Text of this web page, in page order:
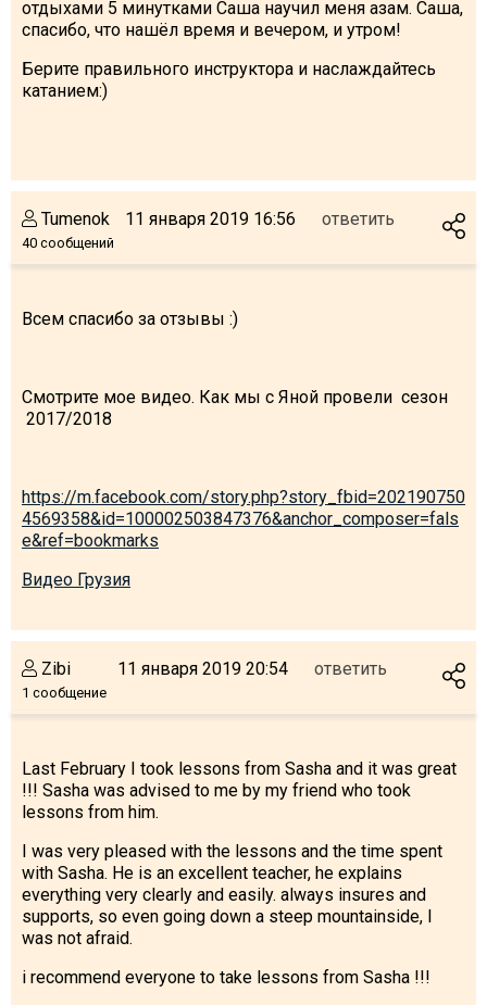
отдыхами 5 минутками Саша научил меня азам. Саша,
спасибо, что нашёл время и вечером, и утром!
Берите правильного инструктора и наслаждайтесь
катанием:)
Tumenok
40 сообщений
11 января 2019 16:56 ответить
Всем спасибо за отзывы :)
Смотрите мое видео. Как мы с Яной провели сезон
2017/2018
https://m.facebook.com/story.php?story_fbid=202190750
4569358&id=100002503847376&anchor_composer=fals
e&ref=bookmarks
Видео Грузия
Zibi
1 сообщение
11 января 2019 20:54 ответить
Last February I took lessons from Sasha and it was great
!!! Sasha was advised to me by my friend who took
lessons from him.
I was very pleased with the lessons and the time spent
with Sasha. He is an excellent teacher, he explains
everything very clearly and easily. always insures and
supports, so even going down a steep mountainside, I
was not afraid.
i recommend everyone to take lessons from Sasha !!!